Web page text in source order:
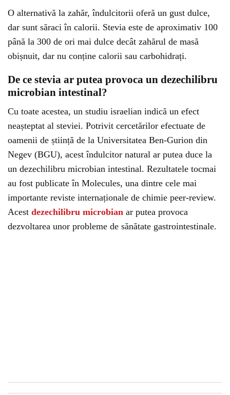
O alternativă la zahăr, îndulcitorii oferă un gust dulce,
dar sunt săraci în calorii. Stevia este de aproximativ 100
până la 300 de ori mai dulce decât zahărul de masă
obișnuit, dar nu conține calorii sau carbohidrați.
De ce stevia ar putea provoca un dezechilibru
microbian intestinal?
Cu toate acestea, un studiu israelian indică un efect
neașteptat al steviei. Potrivit cercetărilor efectuate de
oamenii de știință de la Universitatea Ben-Gurion din
Negev (BGU), acest îndulcitor natural ar putea duce la
un dezechilibru microbian intestinal. Rezultatele tocmai
au fost publicate în Molecules, una dintre cele mai
importante reviste internaționale de chimie peer-review.
Acest dezechilibru microbian ar putea provoca
dezvoltarea unor probleme de sănătate gastrointestinale.